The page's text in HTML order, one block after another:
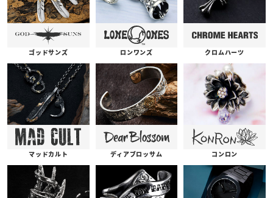
ゴッドサンズ ロンワンズ クロムハーツ
マッドカルト ディアブロッサム コンロン